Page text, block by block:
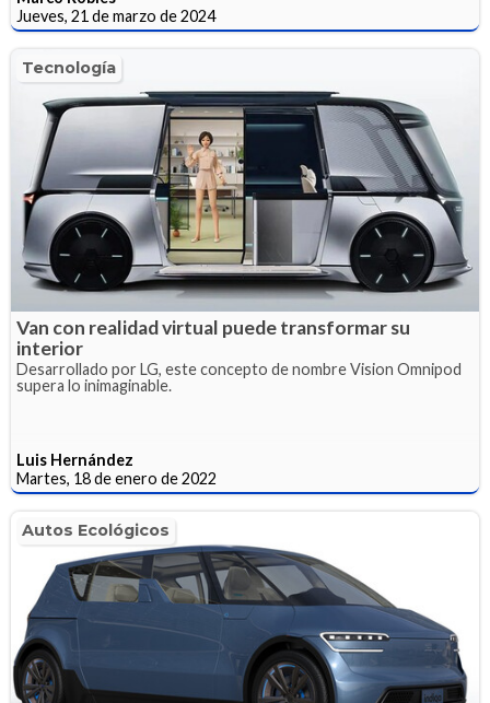
Jueves, 21 de marzo de 2024
Tecnología
Van con realidad virtual puede transformar su
interior
Desarrollado por LG, este concepto de nombre Vision Omnipod
supera lo inimaginable.
Luis Hernández
Martes, 18 de enero de 2022
Autos Ecológicos